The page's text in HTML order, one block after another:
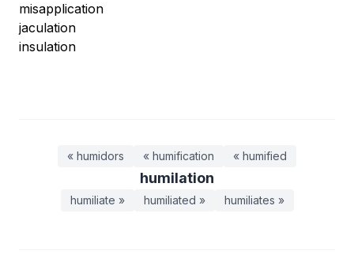
misapplication
jaculation
insulation
« humidors « humification « humified
humilation
humiliate » humiliated » humiliates »